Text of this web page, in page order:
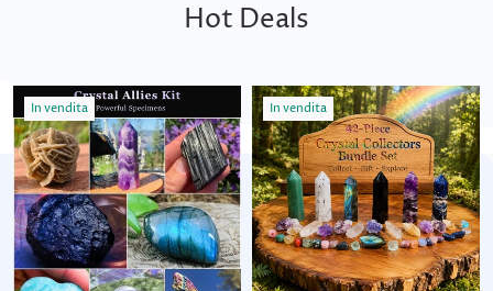
Hot Deals
In vendita In vendita